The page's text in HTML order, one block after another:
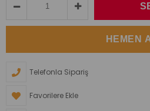
Telefonla Sipariş
Favorilere Ekle